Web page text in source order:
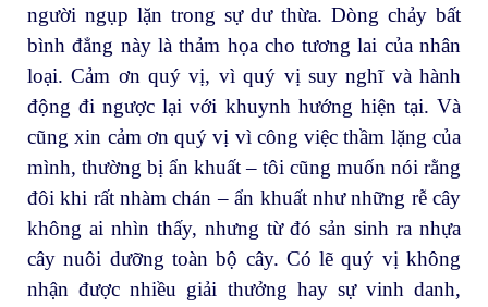
người ngụp lặn trong sự dư thừa. Dòng chảy bất
bình đẳng này là thảm họa cho tương lai của nhân
loại. Cảm ơn quý vị, vì quý vị suy nghĩ và hành
động đi ngược lại với khuynh hướng hiện tại. Và
cũng xin cảm ơn quý vị vì công việc thầm lặng của
mình, thường bị ẩn khuất – tôi cũng muốn nói rằng
đôi khi rất nhàm chán – ẩn khuất như những rễ cây
không ai nhìn thấy, nhưng từ đó sản sinh ra nhựa
cây nuôi dưỡng toàn bộ cây. Có lẽ quý vị không
nhận được nhiều giải thưởng hay sự vinh danh,